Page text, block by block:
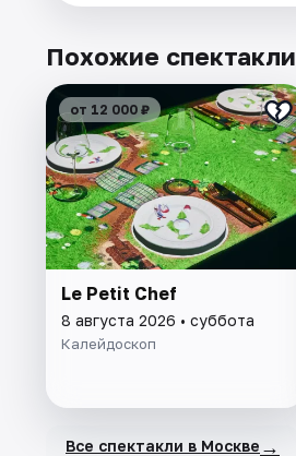
Похожие спектакли
от 12 000 ₽
Le Petit Chef
8 августа 2026 • суббота
Калейдоскоп
Все спектакли в Москве →